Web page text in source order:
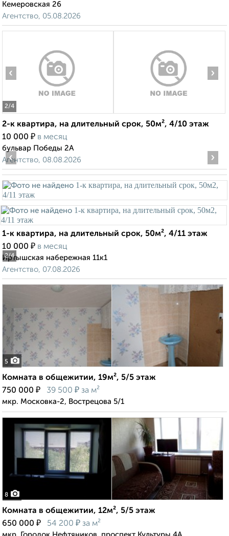
Кемеровская 26
Агентство, 05.08.2026
2/4
‹ ›
2-к квартира, на длительный срок, 50м², 4/10 этаж
10 000 ₽ в месяц
бульвар Победы 2А
Агентство, 08.08.2026
2/4
‹ ›
1-к квартира, на длительный срок, 50м², 4/11 этаж
10 000 ₽ в месяц
Иртышская набережная 11к1
Агентство, 07.08.2026
5
Комната в общежитии, 19м², 5/5 этаж
750 000 ₽ 39 500 ₽ за м²
мкр. Московка-2, Вострецова 5/1
8
Комната в общежитии, 12м², 5/5 этаж
650 000 ₽ 54 200 ₽ за м²